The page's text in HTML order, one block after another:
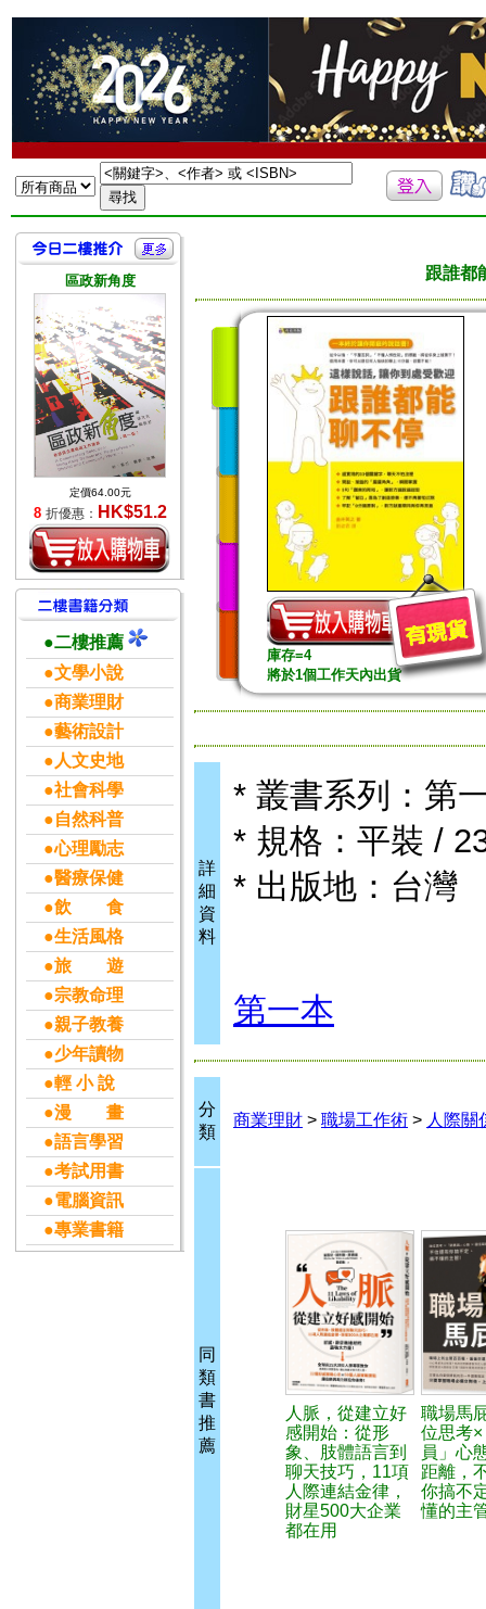
區政新角度
定價64.00元
8 折優惠： HK$51.2
●二樓推薦
●文學小說
●商業理財
●藝術設計
●人文史地
●社會科學
●自然科普
●心理勵志
●醫療保健
●飲 食
●生活風格
●旅 遊
●宗教命理
●親子教養
●少年讀物
●輕 小 說
●漫 畫
●語言學習
●考試用書
●電腦資訊
●專業書籍
跟誰都
庫存=4
將於1個工作天內出貨
詳
細
資
料
* 叢書系列：第
* 規格：平裝 /
* 出版地：台灣
第一本
分
類
商業理財 > 職場工作術 > 人際關
同
類
書
推
薦
人脈，從建立好
感開始：從形
象、肢體語言到
聊天技巧，11項
人際連結金律，
財星500大企業
都在用
職場馬
位思考
員」心
距離，
你搞不
懂的主